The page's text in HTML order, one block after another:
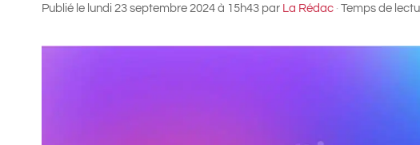
Publié le lundi 23 septembre 2024 à 15h43 par La Rédac · Temps de